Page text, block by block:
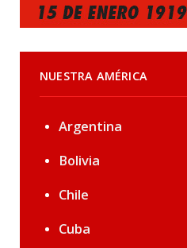
NUESTRA AMÉRICA
Argentina
Bolivia
Chile
Cuba